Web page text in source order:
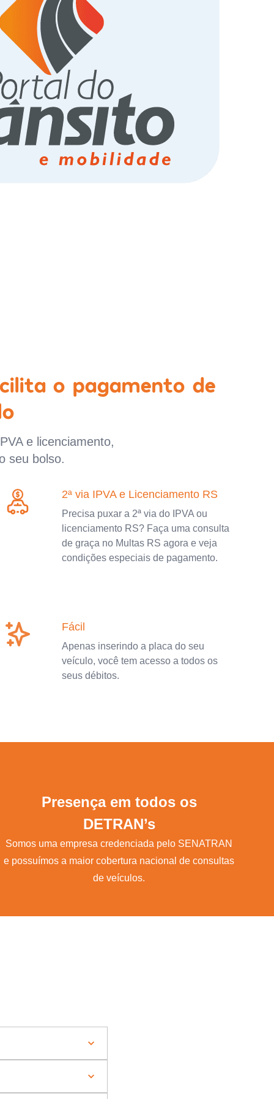
o pagamento de
e licenciamento,
seu bolso.
2ª via IPVA e Licenciamento RS
Precisa puxar a 2ª via do IPVA ou
licenciamento RS? Faça uma consulta
de graça no Multas RS agora e veja
condições especiais de pagamento.
Fácil
Apenas inserindo a placa do seu
veículo, você tem acesso a todos os
seus débitos.
Presença em todos os
DETRAN’s
Somos uma empresa credenciada pelo SENATRAN
e possuímos a maior cobertura nacional de consultas
de veículos.